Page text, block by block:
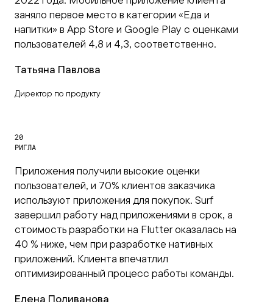
заняло первое место в категории «Еда и
напитки» в App Store и Google Play с оценками
пользователей 4,8 и 4,3, соответственно.
Татьяна Павлова
Директор по продукту
20
РИГЛА
Приложения получили высокие оценки
пользователей, и 70% клиентов заказчика
используют приложения для покупок. Surf
завершил работу над приложениями в срок, а
стоимость разработки на Flutter оказалась на
40 % ниже, чем при разработке нативных
приложений. Клиента впечатлил
оптимизированный процесс работы команды.
Елена Поливанова